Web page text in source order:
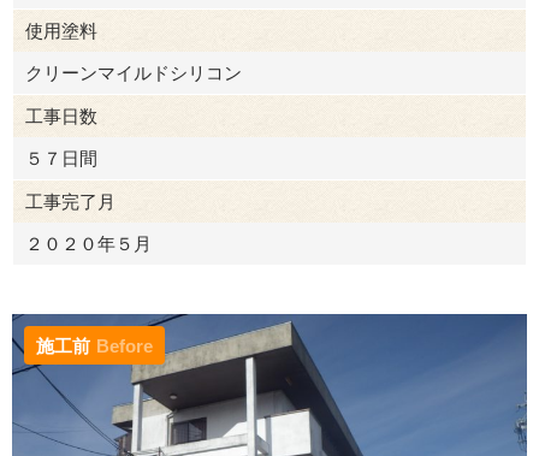
使用塗料
クリーンマイルドシリコン
工事日数
５７日間
工事完了月
２０２０年５月
施工前 Before